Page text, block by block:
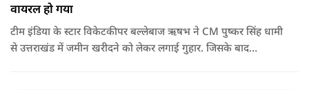
वायरल हो गया
टीम इंडिया के स्टार विकेटकीपर बल्लेबाज ऋषभ ने CM पुष्कर सिंह धामी
से उत्तराखंड में जमीन खरीदने को लेकर लगाई गुहार. जिसके बाद